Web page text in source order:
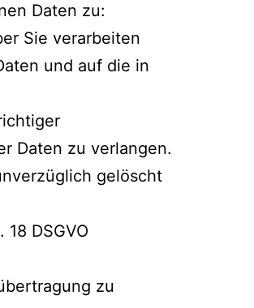
Daten zu:
Sie verarbeiten
und auf die in
Daten zu verlangen.
gelöscht
DSGVO
zu